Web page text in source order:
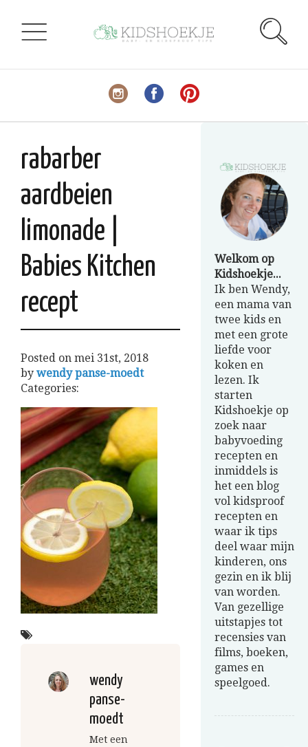
rabarber
aardbeien
limonade |
Babies Kitchen
recept
Posted on mei 31st, 2018
by wendy panse-moedt
Categories:
wendy
panse-
moedt
Met een
Welkom op
Kidshoekje...
Ik ben Wendy,
een mama van
twee kids en
met een grote
liefde voor
koken en
lezen. Ik
starten
Kidshoekje op
zoek naar
babyvoeding
recepten en
inmiddels is
het een blog
vol kidsproof
recepten en
waar ik tips
deel waar mijn
kinderen, ons
gezin en ik blij
van worden.
Van gezellige
uitstapjes tot
recensies van
films, boeken,
games en
speelgoed.